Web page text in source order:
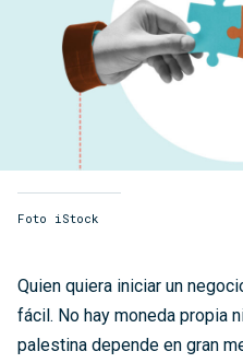
Foto iStock
Quien quiera iniciar un
fácil. No hay moneda propia
palestina depende en gran